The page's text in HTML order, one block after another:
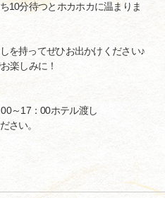
10分待つとホカホカに温まりま
を持ってぜひお出かけください♪
楽しみに！
～17：00ホテル渡し
い。